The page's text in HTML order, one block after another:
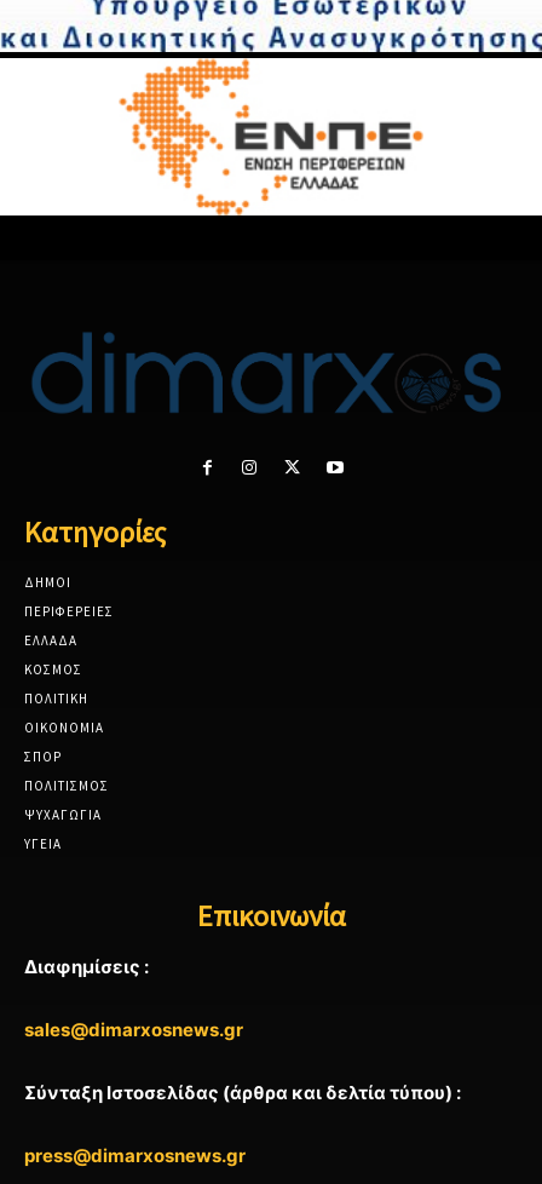
Κατηγορίες
ΔΗΜΟΙ
ΠΕΡΙΦΕΡΕΙΕΣ
ΕΛΛΑΔΑ
ΚΟΣΜΟΣ
ΠΟΛΙΤΙΚΗ
ΟΙΚΟΝΟΜΙΑ
ΣΠΟΡ
ΠΟΛΙΤΙΣΜΟΣ
ΨΥΧΑΓΩΓΙΑ
ΥΓΕΙΑ
Επικοινωνία
Διαφημίσεις :
sales@dimarxosnews.gr
Σύνταξη Ιστοσελίδας (άρθρα και δελτία τύπου) :
press@dimarxosnews.gr